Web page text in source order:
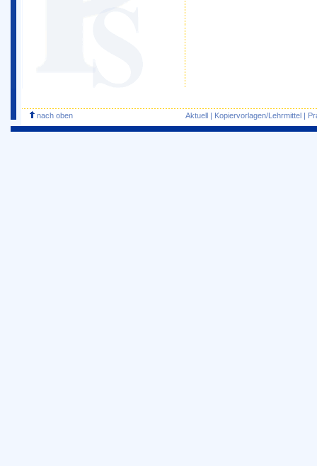
nach oben Aktuell | Kopiervorlagen/Lehrmittel |